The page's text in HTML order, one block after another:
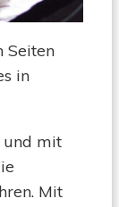
Seiten
in
und mit
Mit